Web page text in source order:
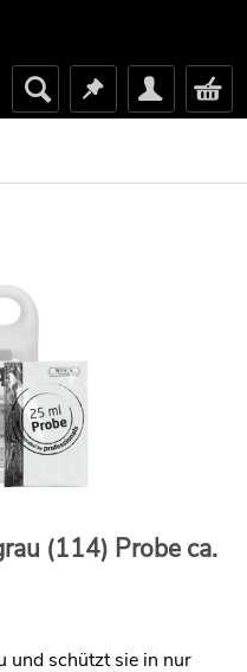
(114) Probe ca.
und schützt sie in nur